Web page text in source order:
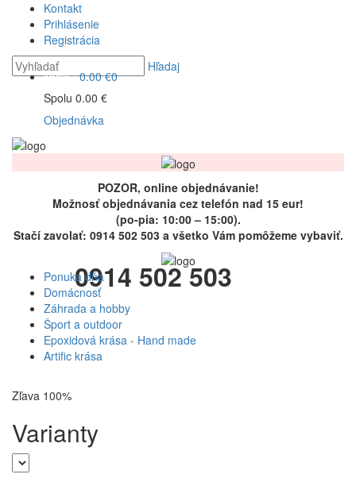
Kontakt
Prihlásenie
Registrácia
Hľadaj
košík : 0.00 €0
Spolu 0.00 €
Objednávka
POZOR, online objednávanie!
Možnosť objednávania cez telefón nad 15 eur!
(po-pia: 10:00 – 15:00).
Stačí zavolať: 0914 502 503a všetko Vám pomôžeme vybaviť.
0914 502 503
Ponuka dňa
Domácnosť
Záhrada a hobby
Šport a outdoor
Epoxidová krása - Hand made
Artific krása
Zľava 100%
Varianty